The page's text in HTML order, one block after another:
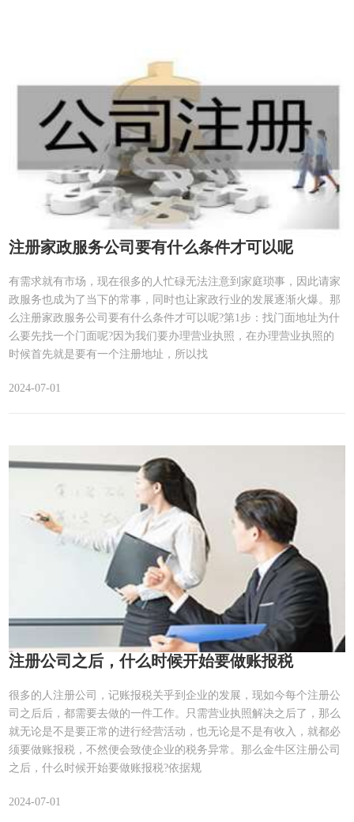
注册家政服务公司要有什么条件才可以呢
有需求就有市场，现在很多的人忙碌无法注意到家庭琐事，因此请家
政服务也成为了当下的常事，同时也让家政行业的发展逐渐火爆。那
么注册家政服务公司要有什么条件才可以呢?第1步：找门面地址为什
么要先找一个门面呢?因为我们要办理营业执照，在办理营业执照的
时候首先就是要有一个注册地址，所以找
2024-07-01
注册公司之后，什么时候开始要做账报税
很多的人注册公司，记账报税关乎到企业的发展，现如今每个注册公
司之后后，都需要去做的一件工作。只需营业执照解决之后了，那么
就无论是不是要正常的进行经营活动，也无论是不是有收入，就都必
须要做账报税，不然便会致使企业的税务异常。那么金牛区注册公司
之后，什么时候开始要做账报税?依据规
2024-07-01